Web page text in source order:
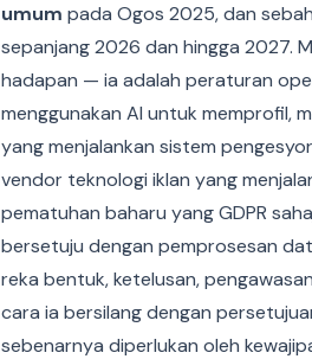
umum pada Ogos 2025, dan
sepanjang 2026 dan hingga 2027.
hadapan — ia adalah peraturan
menggunakan AI untuk memprofil,
yang menjalankan sistem
vendor teknologi iklan yang
pematuhan baharu yang GDPR
bersetuju dengan pemprosesan
reka bentuk, ketelusan,
cara ia bersilang dengan
sebenarnya diperlukan oleh